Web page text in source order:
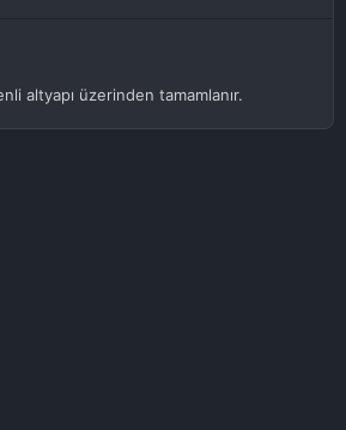
altyapı üzerinden tamamlanır.